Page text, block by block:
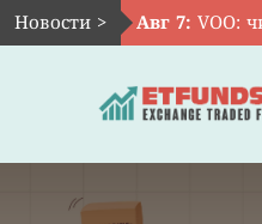
Skip
to
Новости > Авг 7: VOO:
ГЛАВНАЯ